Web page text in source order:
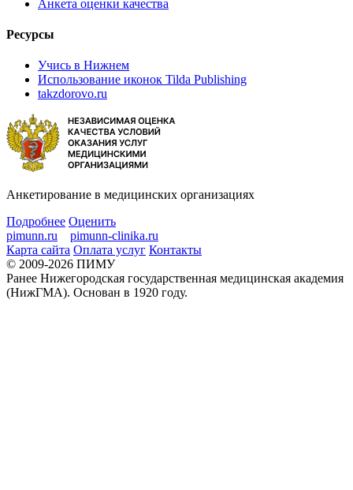
Анкета оценки качества
Ресурсы
Учись в Нижнем
Использование иконок Tilda Publishing
takzdorovo.ru
Анкетирование в медицинских организациях
Подробнее Оценить
pimunn.ru
pimunn-clinika.ru
Карта сайта Оплата услуг Контакты
© 2009-2026 ПИМУ
Ранее Нижегородская государственная медицинская академия
(НижГМА). Основан в 1920 году.